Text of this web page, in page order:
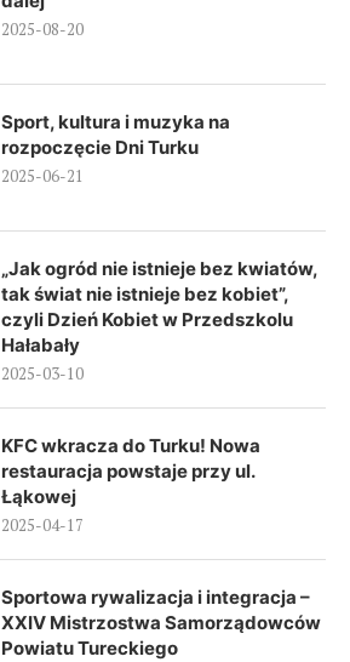
2025-08-20
Sport, kultura i muzyka na
rozpoczęcie Dni Turku
2025-06-21
„Jak ogród nie istnieje bez kwiatów,
tak świat nie istnieje bez kobiet”,
czyli Dzień Kobiet w Przedszkolu
Hałabały
2025-03-10
KFC wkracza do Turku! Nowa
restauracja powstaje przy ul.
Łąkowej
2025-04-17
Sportowa rywalizacja i integracja –
XXIV Mistrzostwa Samorządowców
Powiatu Tureckiego